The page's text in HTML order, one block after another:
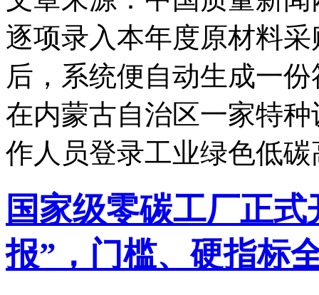
逐项录入本年度原材料
后，系统便自动生成一
在内蒙古自治区一家特
作人员登录工业绿色低碳
国家级零碳工厂正
报”，门槛、硬指标